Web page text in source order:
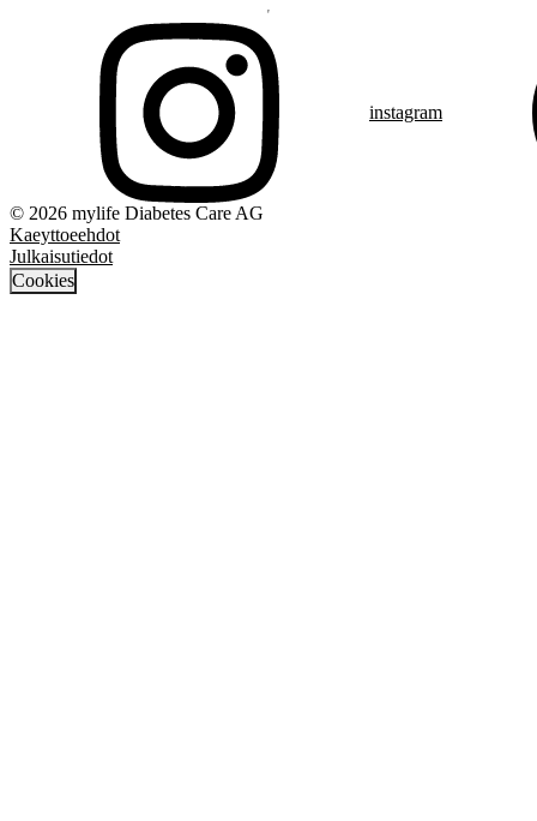
instagram
© 2026 mylife Diabetes Care AG
Kaeyttoeehdot
Julkaisutiedot
Cookies